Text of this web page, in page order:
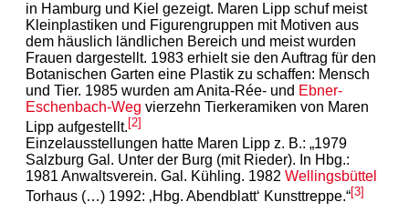
in Hamburg und Kiel gezeigt. Maren Lipp schuf meist
Kleinplastiken und Figurengruppen mit Motiven aus
dem häuslich ländlichen Bereich und meist wurden
Frauen dargestellt. 1983 erhielt sie den Auftrag für den
Botanischen Garten eine Plastik zu schaffen: Mensch
und Tier. 1985 wurden am Anita-Rée- und Ebner-
Eschenbach-Weg vierzehn Tierkeramiken von Maren
Lipp aufgestellt. [2]
Einzelausstellungen hatte Maren Lipp z. B.: „1979
Salzburg Gal. Unter der Burg (mit Rieder). In Hbg.:
1981 Anwaltsverein. Gal. Kühling. 1982 Wellingsbüttel
Torhaus (…) 1992: ‚Hbg. Abendblatt‘ Kunsttreppe.“[3]